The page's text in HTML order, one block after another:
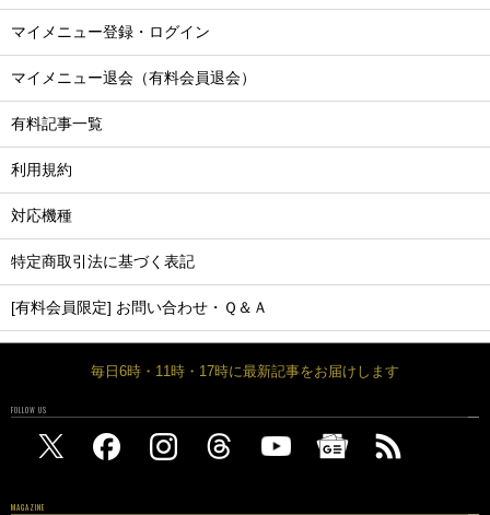
マイメニュー登録・ログイン
マイメニュー退会（有料会員退会）
有料記事一覧
利用規約
対応機種
特定商取引法に基づく表記
[有料会員限定] お問い合わせ・Ｑ＆Ａ
毎日6時・11時・17時に最新記事をお届けします
FOLLOW US
MAGAZINE